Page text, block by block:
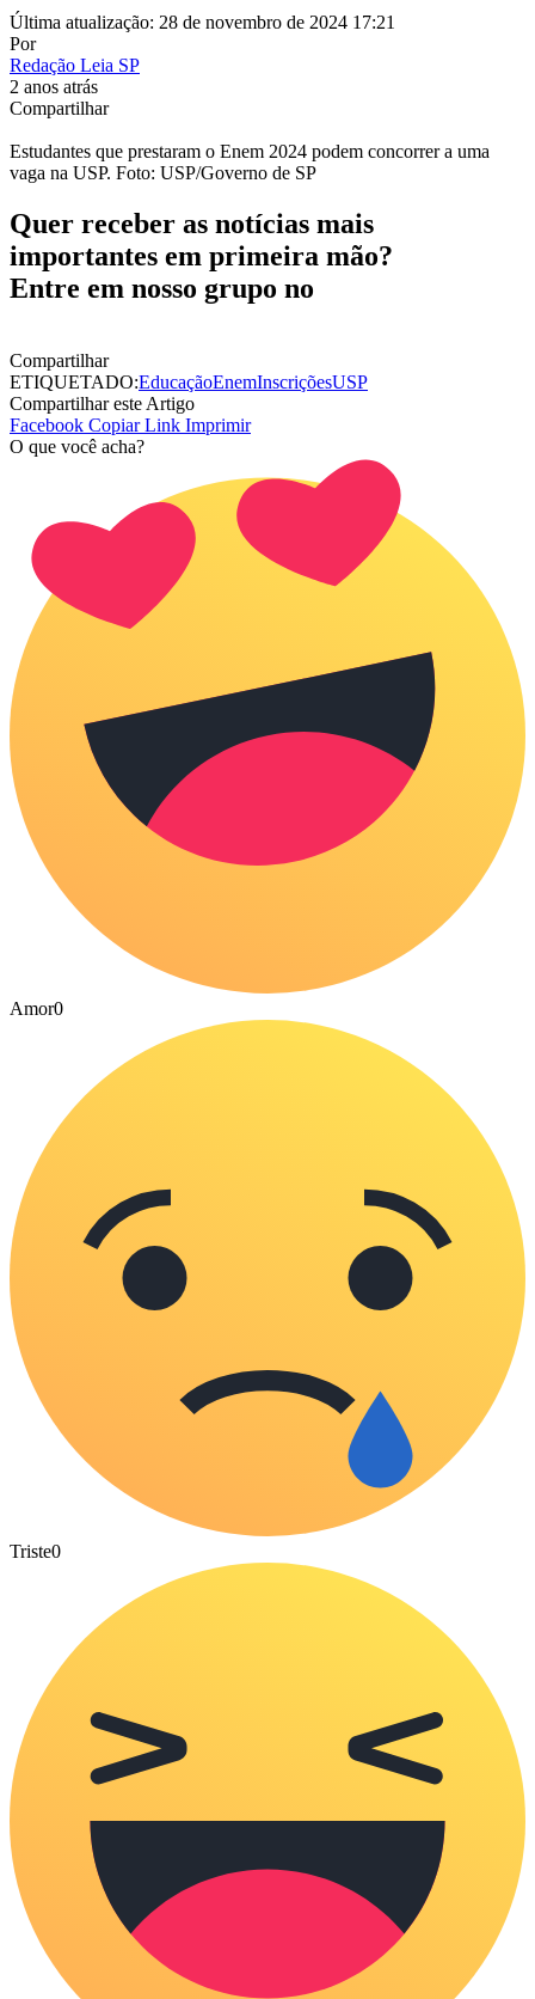
Última atualização: 28 de novembro de 2024 17:21
Por
Redação Leia SP
2 anos atrás
Compartilhar
Estudantes que prestaram o Enem 2024 podem concorrer a uma
vaga na USP. Foto: USP/Governo de SP
Quer receber as notícias mais
importantes em primeira mão?
Entre em nosso grupo no
Compartilhar
ETIQUETADO:EducaçãoEnemInscriçõesUSP
Compartilhar este Artigo
Facebook Copiar Link Imprimir
O que você acha?
Amor0
Triste0